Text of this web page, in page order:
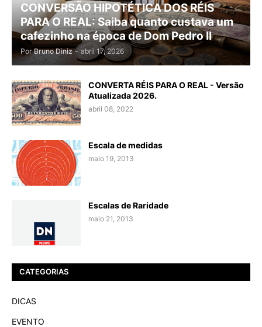
CONVERSÃO HIPOTÉTICA DOS RÉIS
PARA O REAL: Saiba quanto custava um
cafezinho na época de Dom Pedro II
Por Bruno Diniz - abril 17, 2026
CONVERTA RÉIS PARA O REAL - Versão
Atualizada 2026.
abril 08, 2022
Escala de medidas
maio 19, 2013
Escalas de Raridade
maio 21, 2013
CATEGORIAS
DICAS
EVENTO